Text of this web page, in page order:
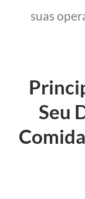
suas
Seu